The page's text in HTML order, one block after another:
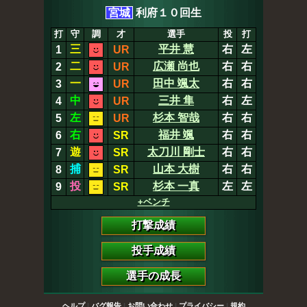
宮城 利府１０回生
打 守 調 才 選手 投 打
1 三 UR 平井 慧 右
左
2
二 UR 広瀬 尚也 右
右
3
一 UR 田中 颯太 右
右
4
中 UR 三井 隼 右
左
5
左 UR 杉本 智哉 右
右
6
右 SR 福井 颯 右
右
7
遊 SR 太刀川 剛士 右
右
8
捕 SR 山本 大樹 右
右
9
投 SR 杉本 一真 左 左
+ベンチ
打撃成績
投手成績
選手の成長